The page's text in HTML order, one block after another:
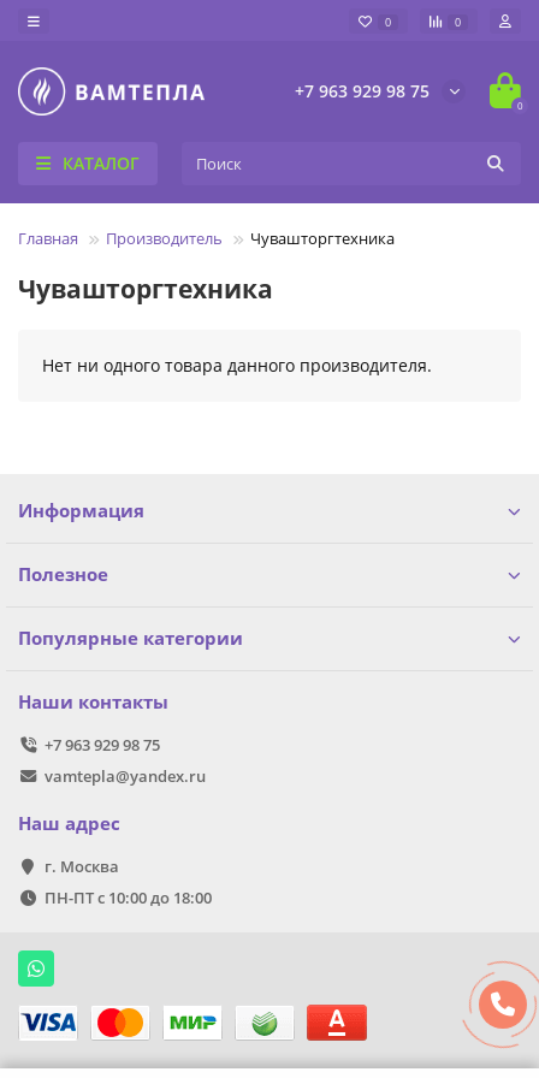
0 0
+7 963 929 98 75
0
КАТАЛОГ
Главная Производитель Чувашторгтехника
Чувашторгтехника
Нет ни одного товара данного производителя.
Информация
Полезное
Популярные категории
Наши контакты
+7 963 929 98 75
vamtepla@yandex.ru
Наш адрес
г. Москва
ПН-ПТ с 10:00 до 18:00